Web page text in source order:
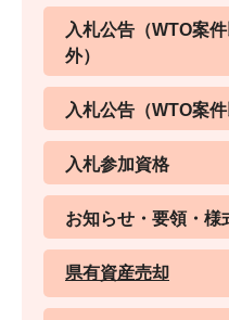
入札公告（WTO案
外）
入札公告（WTO案
入札参加資格
お知らせ・要領・様
県有資産売却